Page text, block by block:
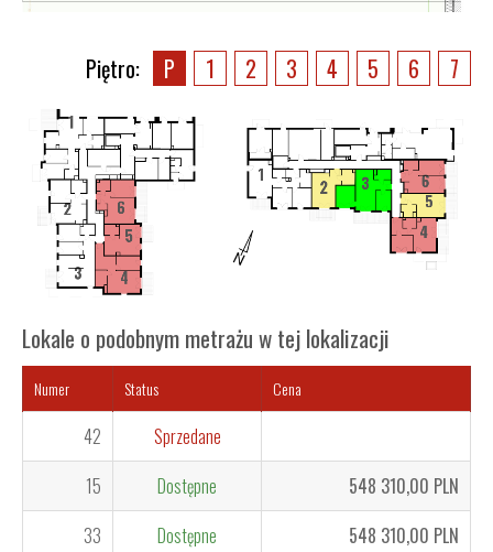
Piętro: P 1 2 3 4 5 6 7
Lokale o podobnym metrażu w tej lokalizacji
Numer Status Cena
42
Sprzedane
15
Dostępne
548 310,00 PLN
33
Dostępne
548 310,00 PLN